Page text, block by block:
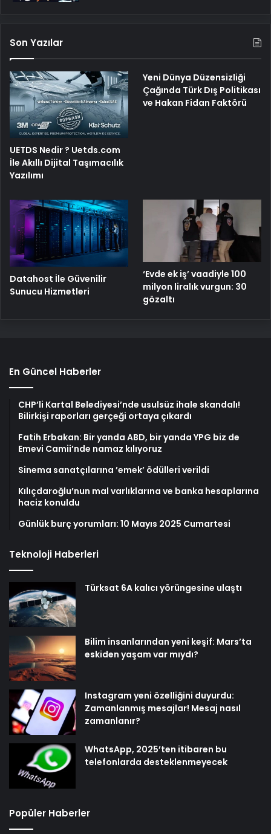
Son Yazılar
UETDS Nedir ? Uetds.com
İle Akıllı Dijital Taşımacılık
Yazılımı
Yeni Dünya Düzensizliği
Çağında Türk Dış Politikası
ve Hakan Fidan Faktörü
Datahost İle Güvenilir
Sunucu Hizmetleri
‘Evde ek iş’ vaadiyle 100
milyon liralık vurgun: 30
gözaltı
En Güncel Haberler
CHP’li Kartal Belediyesi’nde usulsüz ihale skandalı!
Bilirkişi raporları gerçeği ortaya çıkardı
Fatih Erbakan: Bir yanda ABD, bir yanda YPG biz de
Emevi Camii’nde namaz kılıyoruz
Sinema sanatçılarına ’emek’ ödülleri verildi
Kılıçdaroğlu’nun mal varlıklarına ve banka hesaplarına
haciz konuldu
Günlük burç yorumları: 10 Mayıs 2025 Cumartesi
Teknoloji Haberleri
Türksat 6A kalıcı yörüngesine ulaştı
Bilim insanlarından yeni keşif: Mars’ta
eskiden yaşam var mıydı?
Instagram yeni özelliğini duyurdu:
Zamanlanmış mesajlar! Mesaj nasıl
zamanlanır?
WhatsApp, 2025’ten itibaren bu
telefonlarda desteklenmeyecek
Popüler Haberler